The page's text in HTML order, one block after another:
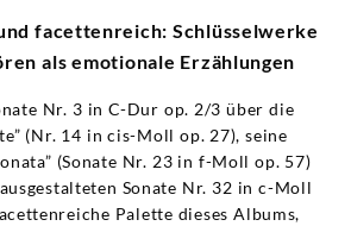
facettenreich: Schlüsselwerke
als emotionale Erzählungen
Nr. 3 in C-Dur op. 2/3 über die
(Nr. 14 in cis-Moll op. 27), seine
(Sonate Nr. 23 in f-Moll op. 57)
Sonate Nr. 32 in c-Moll
Palette dieses Albums,